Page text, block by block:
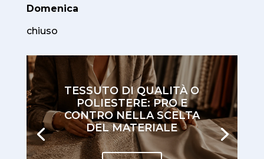
Domenica
chiuso
TESSUTO DI QUALITÀ O
POLIESTERE: PRO E
CONTRO NELLA SCELTA
DEL MATERIALE